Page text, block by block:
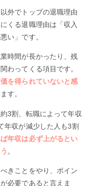
外でトップの退職理由
くる退職理由は「収入
い」です。
時間が長かったり、残
わってくる項目です。
を得られていないと感
す。
3割、転職によって年収
年収が減少した人も3割
年収は必ず上がるとい
。
きことをやり、ポイン
必要であると言えま